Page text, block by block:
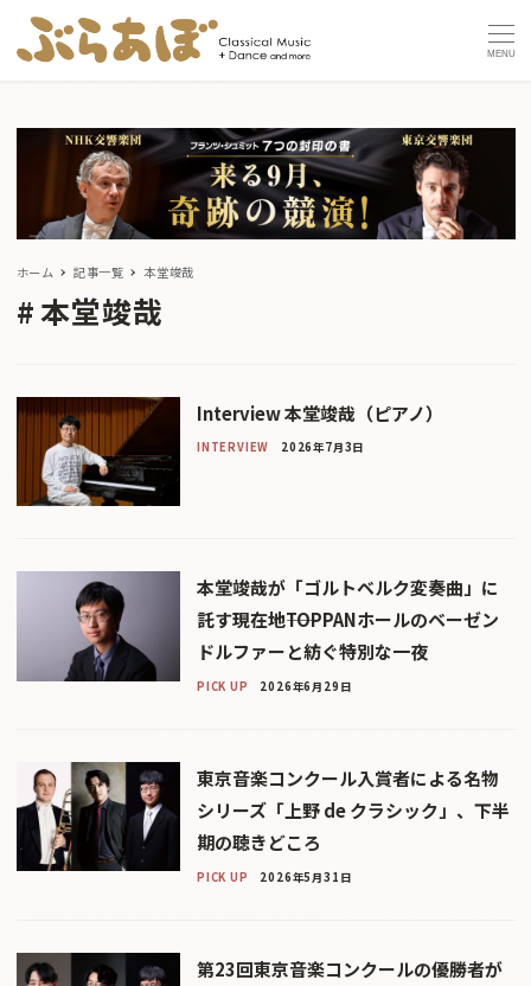
MENU
ホーム 記事一覧 本堂竣哉
本堂竣哉
Interview 本堂竣哉（ピアノ）
INTERVIEW 2026年7月3日
本堂竣哉が「ゴルトベルク変奏曲」に
託す現在地――TOPPANホールのベーゼン
ドルファーと紡ぐ特別な一夜
PICK UP 2026年6月29日
東京音楽コンクール入賞者による名物
シリーズ「上野 de クラシック」、下半
期の聴きどころ
PICK UP 2026年5月31日
第23回東京音楽コンクールの優勝者が